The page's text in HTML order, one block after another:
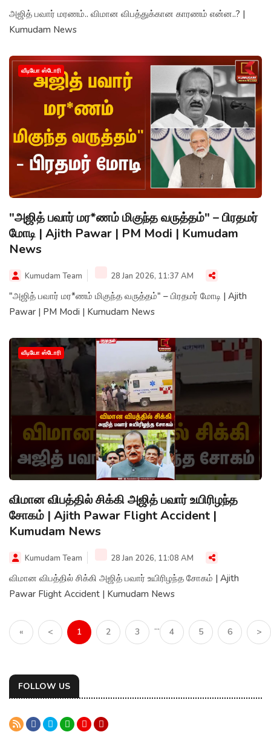
அஜித் பவார் மரணம்.. விமான விபத்துக்கான காரணம் என்ன..? |
Kumudam News
வீடியோ ஸ்டோரி
"அஜித் பவார் மர*ணம் மிகுந்த வருத்தம்" – பிரதமர்
மோடி | Ajith Pawar | PM Modi | Kumudam
News
Kumudam Team 28 Jan 2026, 11:37 AM
"அஜித் பவார் மர*ணம் மிகுந்த வருத்தம்" – பிரதமர் மோடி | Ajith
Pawar | PM Modi | Kumudam News
வீடியோ ஸ்டோரி
விமான விபத்தில் சிக்கி அஜித் பவார் உயிரிழந்த
சோகம் | Ajith Pawar Flight Accident |
Kumudam News
Kumudam Team 28 Jan 2026, 11:08 AM
விமான விபத்தில் சிக்கி அஜித் பவார் உயிரிழந்த சோகம் | Ajith
Pawar Flight Accident | Kumudam News
« < 1 2 3 ... 4 5 6 >
FOLLOW US